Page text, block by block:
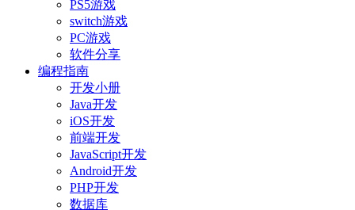
PS5游戏
switch游戏
PC游戏
软件分享
编程指南
开发小册
Java开发
iOS开发
前端开发
JavaScript开发
Android开发
PHP开发
数据库